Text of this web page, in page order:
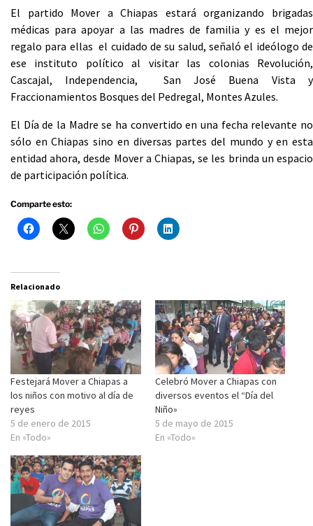
El partido Mover a Chiapas estará organizando brigadas
médicas para apoyar a las madres de familia y es el mejor
regalo para ellas el cuidado de su salud, señaló el ideólogo de
ese instituto político al visitar las colonias Revolución,
Cascajal, Independencia, San José Buena Vista y
Fraccionamientos Bosques del Pedregal, Montes Azules.
El Día de la Madre se ha convertido en una fecha relevante no
sólo en Chiapas sino en diversas partes del mundo y en esta
entidad ahora, desde Mover a Chiapas, se les brinda un espacio
de participación política.
Comparte esto:
Relacionado
Festejará Mover a Chiapas a
los niños con motivo al día de
reyes
5 de enero de 2015
En «Todo»
Celebró Mover a Chiapas con
diversos eventos el “Día del
Niño»
5 de mayo de 2015
En «Todo»